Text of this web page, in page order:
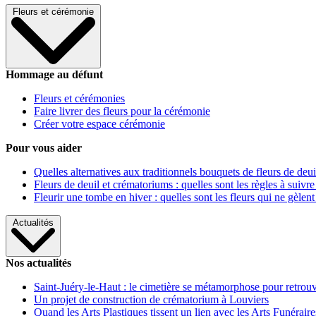
Fleurs et cérémonie
Hommage au défunt
Fleurs et cérémonies
Faire livrer des fleurs pour la cérémonie
Créer votre espace cérémonie
Pour vous aider
Quelles alternatives aux traditionnels bouquets de fleurs de
Fleurs de deuil et crématoriums : quelles sont les règles à
Fleurir une tombe en hiver : quelles sont les fleurs qui ne gèlent
Actualités
Nos actualités
Saint-Juéry-le-Haut : le cimetière se métamorphose pour
Un projet de construction de crématorium à Louviers
Quand les Arts Plastiques tissent un lien avec les Arts